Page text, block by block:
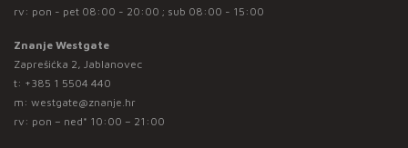
rv: pon - pet 08:00 - 20:00 ; sub 08:00 - 15:00
Znanje Westgate
Zaprešićka 2, Jablanovec
t: +385 1 5504 440
m: westgate@znanje.hr
rv: pon – ned* 10:00 – 21:00